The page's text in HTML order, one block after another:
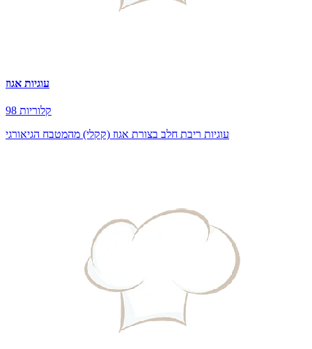
עוגיות אגוז
98 קלוריות
עוגיות ריבת חלב בצורת אגוז (קקלי) מהמטבח הגיאורגי